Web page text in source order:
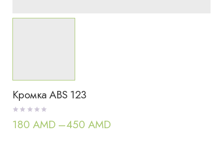
Кромка ABS 123
180 AMD –450 AMD
Диапазон